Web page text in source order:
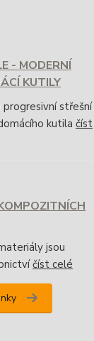
- MODERNÍ
KUTILY
střešní
kutila číst
jsou
číst celé